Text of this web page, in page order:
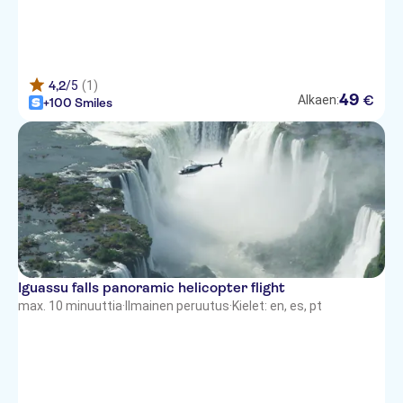
4,2/5 (1)
+100 Smiles
Alkaen:49 €
Iguassu falls panoramic helicopter flight
max. 10 minuuttia· Ilmainen peruutus·Kielet: en, es, pt